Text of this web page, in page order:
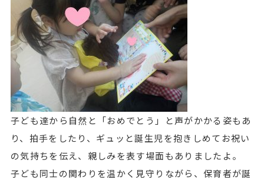
子ども達から自然と「おめでとう」と声がかかる姿もあ
り、拍手をしたり、ギュッと誕生児を抱きしめてお祝い
の気持ちを伝え、親しみを表す場面もありましたよ。
子ども同士の関わりを温かく見守りながら、保育者が誕